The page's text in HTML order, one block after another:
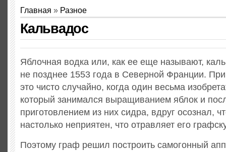
Главная » Разное
Кальвадос
Яблочная водка или, как ее еще называют,
не позднее 1553 года в Северной Франции.
это чисто случайно, когда один весьма
который занимался выращиванием яблок и
приготовлением из них сидра, вдруг осознал,
настолько неприятен, что отравляет его
Поэтому граф решил построить самогонный